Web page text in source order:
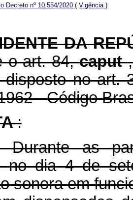
Decreto nº 10.554/2020 ( Vigência )
DA
o art. 84,caput
no art.
- Código
:
as
no dia 4 de
sonora em